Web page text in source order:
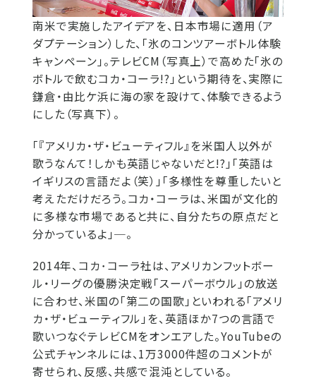
南米で実施したアイデアを、日本市場に適用（ア
ダプテーション）した、「氷のコンツアーボトル体験
キャンペーン」。テレビCM（写真上）で高めた「氷の
ボトルで飲むコカ・コーラ!?」という期待を、実際に
鎌倉・由比ケ浜に海の家を設けて、体験できるよう
にした（写真下）。
「『アメリカ・ザ・ビューティフル』を米国人以外が
歌うなんて！しかも英語じゃないだと!?」「英語は
イギリスの言語だよ（笑）」「多様性を尊重したいと
考えただけだろう。コカ・コーラは、米国が文化的
に多様な市場であると共に、自分たちの原点だと
分かっているよ」─。
2014年、コカ･コーラ社は、アメリカンフットボー
ル・リーグの優勝決定戦「スーパーボウル」の放送
に合わせ、米国の「第二の国歌」といわれる「アメリ
カ・ザ・ビューティフル」を、英語ほか7つの言語で
歌いつなぐテレビCMをオンエアした。YouTubeの
公式チャンネルには、1万3000件超のコメントが
寄せられ、反感、共感で混沌としている。